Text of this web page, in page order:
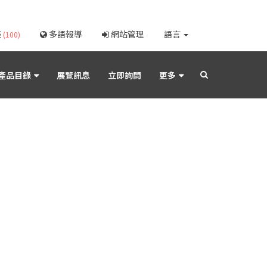
(100) 多語報導 網站管理 語言
品目錄 展覽訊息 立即詢問 更多